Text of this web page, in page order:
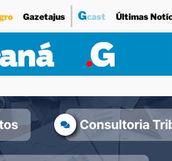
Gazetajus Gcast Últimas